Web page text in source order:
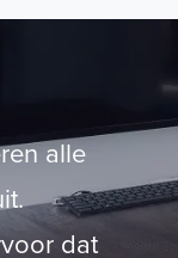
alle
dat